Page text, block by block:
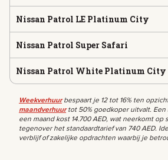
Nissan Patrol LE Platinum City
Nissan Patrol Super Safari
Nissan Patrol White Platinum City
Weekverhuurbespaart je 12 tot 16% ten
maandverhuurtot 50% goedkoper uitvalt. Een
een maand kost 14.700 AED, wat neerkomt op
tegenover het standaardtarief van 740 AED.
verblijf of zakelijke opdrachten waarbij je